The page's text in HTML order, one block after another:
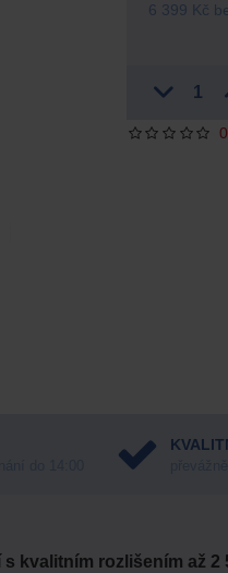
0
6 399 Kč
kvalitním rozlišením až 2